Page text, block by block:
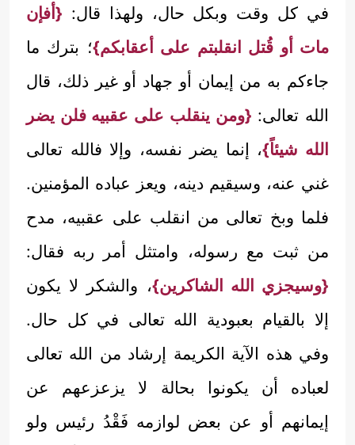
في كل وقت وبكل حال، ولهذا قال: {أفإن
مات أو قُتل انقلبتم على أعقابكم}؛ بترك ما
جاءكم به من إيمان أو جهاد أو غير ذلك، قال
الله تعالى: {ومن ينقلب على عقبيه فلن يضر
الله شيئاً}، إنما يضر نفسه، وإلا فالله تعالى
غني عنه، وسيقيم دينه، ويعز عباده المؤمنين.
فلما وبخ تعالى من انقلب على عقبيه، مدح
من ثبت مع رسوله، وامتثل أمر ربه فقال:
{وسيجزي الله الشاكرين}، والشكر لا يكون
إلا بالقيام بعبودية الله تعالى في كل حال.
وفي هذه الآية الكريمة إرشاد من الله تعالى
لعباده أن يكونوا بحالة لا يزعزعهم عن
إيمانهم أو عن بعض لوازمه فَقْدُ رئيس ولو